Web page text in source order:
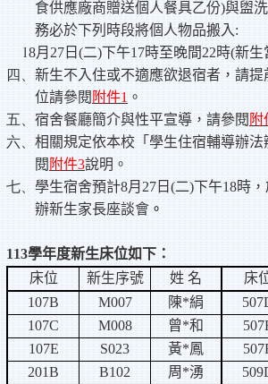
食供應廠商贈送個人餐具乙份)與盥
務必於下列時段將個人物品搬入 :
l8月 27日 (二)下午17時至晚間22時(新生
四、 新生不入住或不適應欲退宿者，請
位請參閱 附件1 。
五、 宿舍餐廳簡介與性平宣導，請參閱 附
六、 相關規定依本校「學生住宿輔導辦
閱 附件3說明。
七、 學生宿舍預計8月 27 日 (二)下午18時
辦新生家長座談會 。
113學年度新生床位如下：
床位
新生序號 姓 名 床
107B
M007 陳*絹
107C
M008 曾*和
107E
S023 黃*鳳
201B
B102 周 *湧